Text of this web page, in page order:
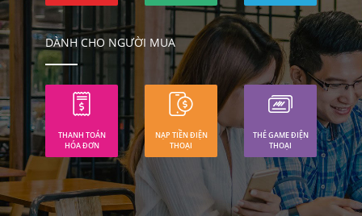
DÀNH CHO NGƯỜI MUA
THANH TOÁN
HÓA ĐƠN
NẠP TIỀN ĐIỆN
THOẠI
THẺ GAME ĐIỆN
THOẠI